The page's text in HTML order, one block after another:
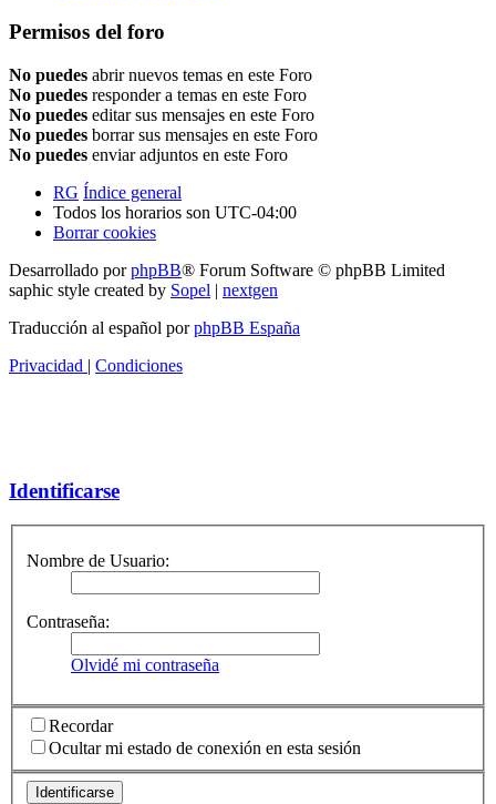
Permisos del foro
No puedes abrir nuevos temas en este Foro
No puedes responder a temas en este Foro
No puedes editar sus mensajes en este Foro
No puedes borrar sus mensajes en este Foro
No puedes enviar adjuntos en este Foro
RG Índice general
Todos los horarios son UTC-04:00
Borrar cookies
Desarrollado porphpBB® Forum Software © phpBB Limited
saphic style created by Sopel | nextgen
Traducción al español porphpBB España
Privacidad | Condiciones
Identificarse
Nombre de Usuario:
Contraseña:
Olvidé mi contraseña
Recordar
Ocultar mi estado de conexión en esta sesión